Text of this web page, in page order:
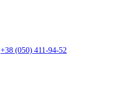
+38 (050) 411-94-52